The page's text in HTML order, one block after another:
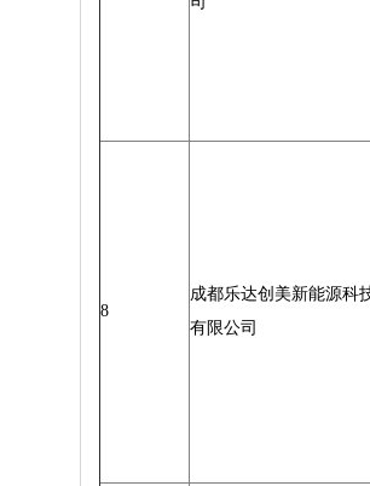
8
成都乐达创美新能源科
有限公司